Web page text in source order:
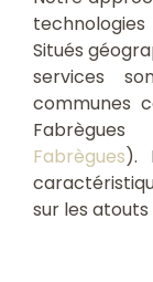
Situés
services
communes
Fabrègues).
sur les atouts